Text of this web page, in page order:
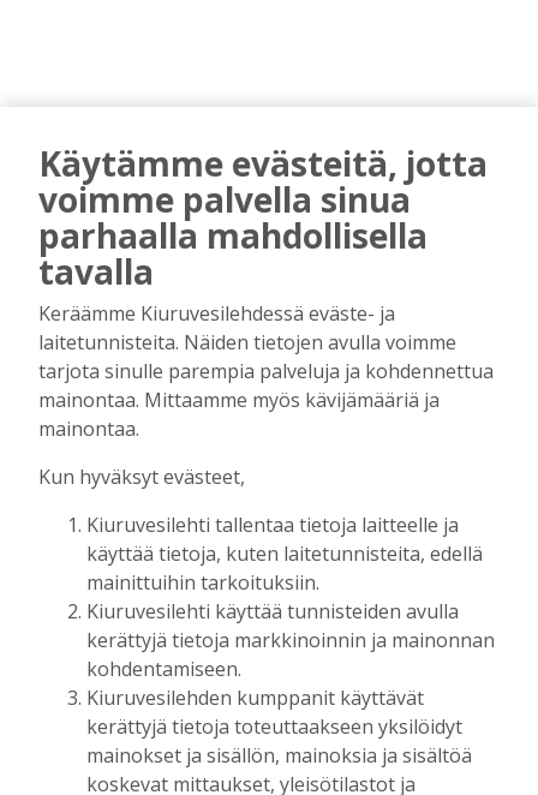
AIEMMIN AIHEESTA
Golftapahtuma tuotti jälleen komeasti
tukea Kiuruveden nuorille – palkittavat
julkaistaan loppuvuodesta
Tilaajille
Aku Laatikainen
Kuorevirran urheilukentällä järjestetään
kaikille avoin kävelytapahtuma
Tilaajille
Aku Laatikainen 4.8.2026 09:14
KiuPan 11-vuotiaille pojille kultaa Kuopio
Cupista ylivoimaisen esityksen jälkeen
Tilaajille
Aku Laatikainen 3.8.2026 10:55
Salla Tompuri juoksi tuplakultaan – Silja
Auvinen ja Enni Pennanen heittivät
keihään joukkuemestareiksi
Käytämme evästeitä, jotta
voimme palvella sinua
parhaalla mahdollisella
tavalla
Keräämme Kiuruvesilehdessä eväste- ja
laitetunnisteita. Näiden tietojen avulla voimme
tarjota sinulle parempia palveluja ja kohdennettua
mainontaa. Mittaamme myös kävijämääriä ja
mainontaa.
Kun hyväksyt evästeet,
Kiuruvesilehti tallentaa tietoja laitteelle ja
käyttää tietoja, kuten laitetunnisteita, edellä
mainittuihin tarkoituksiin.
Kiuruvesilehti käyttää tunnisteiden avulla
kerättyjä tietoja markkinoinnin ja mainonnan
kohdentamiseen.
Kiuruvesilehden kumppanit käyttävät
kerättyjä tietoja toteuttaakseen yksilöidyt
mainokset ja sisällön, mainoksia ja sisältöä
koskevat mittaukset, yleisötilastot ja